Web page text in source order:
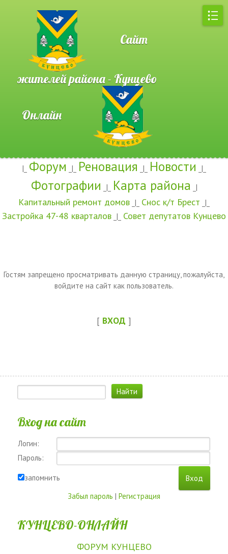
Сайт
жителей района - Кунцево
Онлайн
|_ Форум _|_ Реновация _|_ Новости _|_
Фотографии _|_ Карта района _|
Капитальный ремонт домов _|_ Снос к/т Брест _|_
Застройка 47-48 кварталов _|_ Совет депутатов Кунцево
Гостям запрещено просматривать данную страницу, пожалуйста,
войдите на сайт как пользователь.
[ ВХОД ]
Вход на сайт
Логин:
Пароль:
запомнить
Забыл пароль | Регистрация
КУНЦЕВО-ОНЛАЙН
ФОРУМ КУНЦЕВО